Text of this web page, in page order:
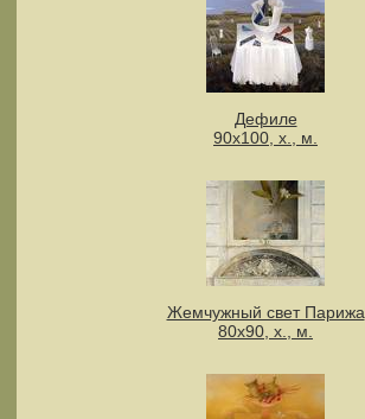
Дефиле
90х100, х., м.
Жемчужный свет Парижа
80х90, х., м.